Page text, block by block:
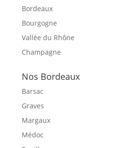
Bordeaux
Bourgogne
Vallée du Rhône
Champagne
Nos Bordeaux
Barsac
Graves
Margaux
Médoc